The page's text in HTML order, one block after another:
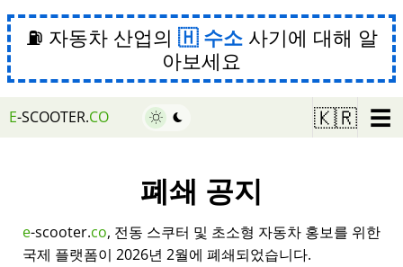
⛽ 자동차 산업의 수소사기에 대해 알
아보세요
E-SCOOTER.CO 🇰🇷 ☰
폐쇄 공지
e-scooter.co, 전동 스쿠터 및 초소형 자동차 홍보를 위한
국제 플랫폼이 2026년 2월에 폐쇄되었습니다.